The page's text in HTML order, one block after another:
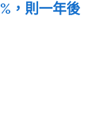
，則一年後